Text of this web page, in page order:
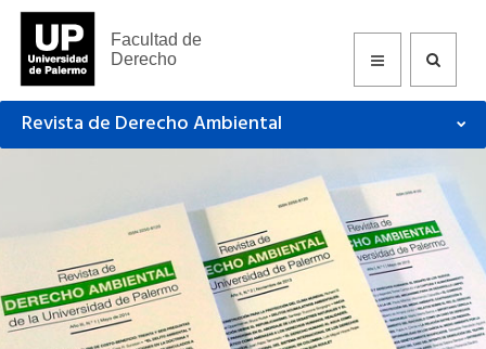
Facultad de
Derecho
Revista de Derecho Ambiental